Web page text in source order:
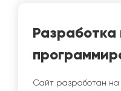
Разработка
Сайт разработан